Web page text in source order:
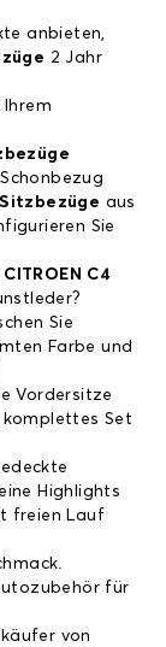
anbieten,
2 Jahr
Sitzbezüge aus
Sie
CITROEN C4
Sie
Farbe und
Vordersitze
komplettes Set
Highlights
freien Lauf
für
von